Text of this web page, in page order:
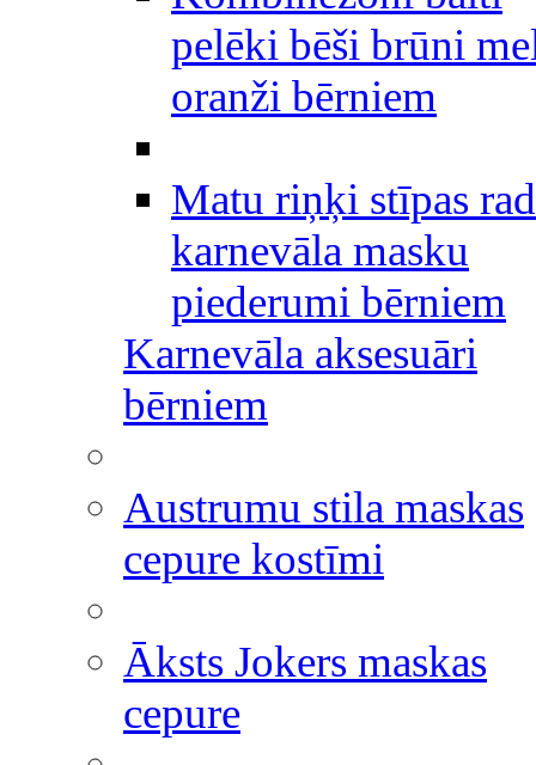
pelēki bēši brūni
oranži bērniem
Matu riņķi stīpas
karnevāla masku
piederumi bērniem
Karnevāla aksesuāri
bērniem
Austrumu stila maskas
cepure kostīmi
Āksts Jokers maskas
cepure